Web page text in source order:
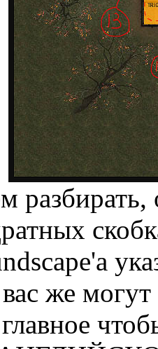
разбирать,
же могут